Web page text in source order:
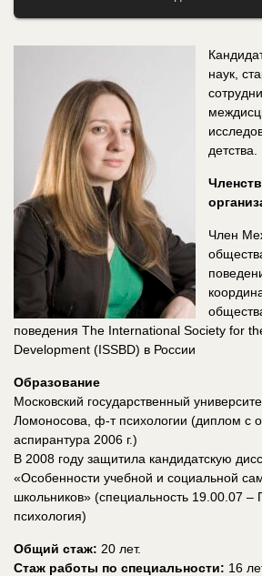
наук,
детства.
Член
поведения The International Society for
Development (ISSBD) в России
Образование
Московский государственный
Ломоносова, ф-т психологии (диплом с
аспирантура 2006 г.)
В 2008 году защитила кандидатскую
«Особенности учебной и социальной
школьников» (специальность 19.00.07 –
психология)
Общий стаж: 20 лет.
Стаж работы по специальности: 16